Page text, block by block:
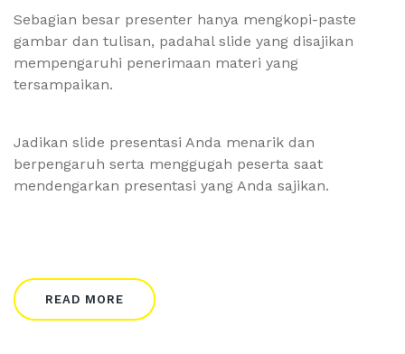
Sebagian besar presenter hanya mengkopi-paste
gambar dan tulisan, padahal slide yang disajikan
mempengaruhi penerimaan materi yang
tersampaikan.
Jadikan slide presentasi Anda menarik dan
berpengaruh serta menggugah peserta saat
mendengarkan presentasi yang Anda sajikan.
READ MORE